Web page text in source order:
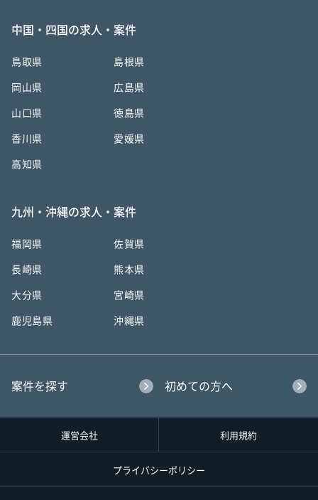
中国・四国の求人・案件
鳥取県 島根県
岡山県 広島県
山口県 徳島県
香川県 愛媛県
高知県
九州・沖縄の求人・案件
福岡県 佐賀県
長崎県 熊本県
大分県 宮崎県
鹿児島県 沖縄県
案件を探す 初めての方へ
運営会社 利用規約
プライバシーポリシー